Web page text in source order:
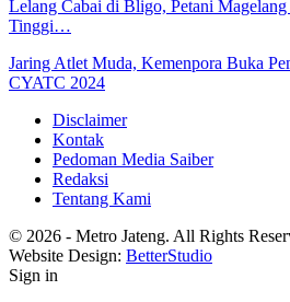
Lelang Cabai di Bligo, Petani
Tinggi…
Jaring Atlet Muda, Kemenpora Buka
CYATC 2024
Disclaimer
Kontak
Pedoman Media Saiber
Redaksi
Tentang Kami
© 2026 - Metro Jateng. All Rights
Website Design: BetterStudio
Sign in